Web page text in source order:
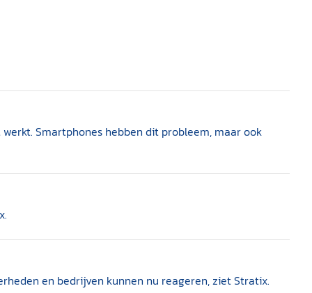
Smartphones hebben dit probleem, maar ook
en bedrijven kunnen nu reageren, ziet Stratix.